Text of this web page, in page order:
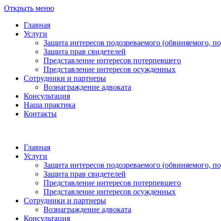
Открыть меню
Главная
Услуги
Защита интересов подозреваемого (обвиняемого,
Защита прав свидетелей
Представление интересов потерпевшего
Представление интересов осужденных
Сотрудники и партнеры
Вознаграждение адвоката
Консультация
Наша практика
Контакты
Главная
Услуги
Защита интересов подозреваемого (обвиняемого,
Защита прав свидетелей
Представление интересов потерпевшего
Представление интересов осужденных
Сотрудники и партнеры
Вознаграждение адвоката
Консультация